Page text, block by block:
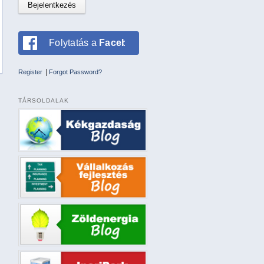
Folytatás a Facebookkal
Register Forgot Password?
TÁRSOLDALAK